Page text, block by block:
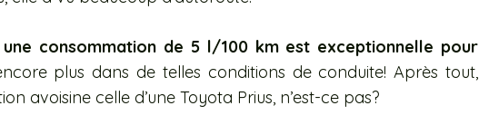
une consommation de 5 l/100 km est exceptionnelle pour
plus dans de telles conditions de conduite! Après tout,
avoisine celle d’une Toyota Prius, n’est-ce pas?